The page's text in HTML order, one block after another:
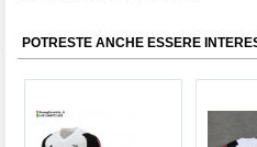
POTRESTE ANCHE ESSERE